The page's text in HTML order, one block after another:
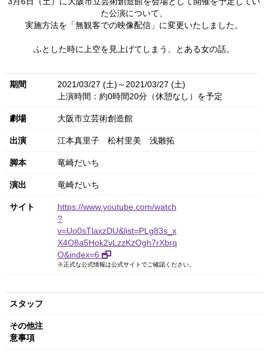
た公演について、
実施方法を「無観客での映像配信」に変更いたしました。
ふとした時に上空を見上げてしまう、とある女の話。
期間
2021/03/27 (土)～2021/03/27 (土)
上演時間：約0時間20分（休憩なし）を予定
劇場 大阪市立芸術創造館
出演 江本真里子 松村里美 浅雛拓
脚本 竜崎だいち
演出 竜崎だいち
サイト
https://www.youtube.com/watch
?
v=Uo0sTlaxzDU&list=PLg83s_x
X4O8a5Hok2vLzzKzOgh7rXbrq
O&index=6
※正式な公式情報は公式サイトでご確認ください。
スタッフ
その他注
意事項